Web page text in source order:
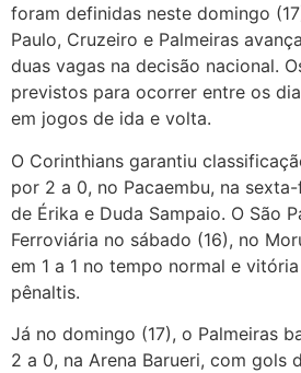
foram definidas neste domingo
Paulo, Cruzeiro e Palmeiras
duas vagas na decisão nacional.
previstos para ocorrer entre os
em jogos de ida e volta.
O Corinthians garantiu
por 2 a 0, no Pacaembu, na
de Érika e Duda Sampaio. O São
Ferroviária no sábado (16), no
em 1 a 1 no tempo normal e
pênaltis.
Já no domingo (17), o Palmeiras
2 a 0, na Arena Barueri, com gols